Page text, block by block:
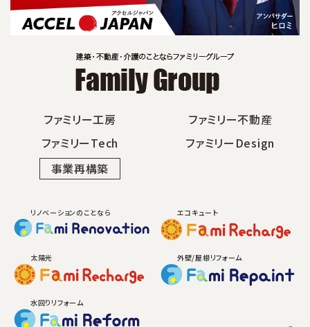
ファミリー工房
ファミリー不動産
ファミリーTech
ファミリーDesign
事業再構築
リノベーションのことなら エコキュート
太陽光 外壁/屋根リフォーム
水回りリフォーム